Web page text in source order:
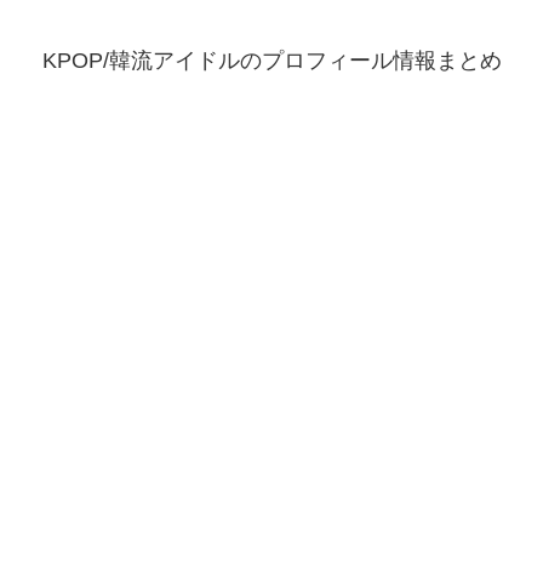
KPOP/韓流アイドルのプロフィール情報まとめ